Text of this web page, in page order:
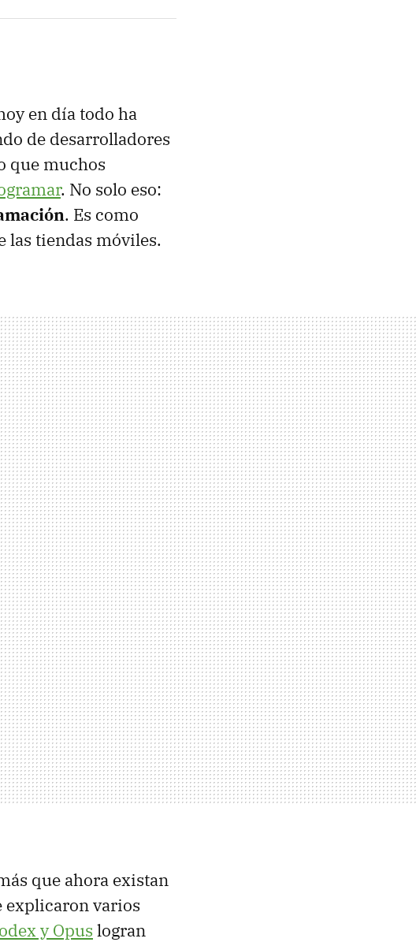
en día todo ha
de desarrolladores
que muchos
. No solo eso:
. Es como
las tiendas móviles.
que ahora existan
explicaron varios
y Opus logran